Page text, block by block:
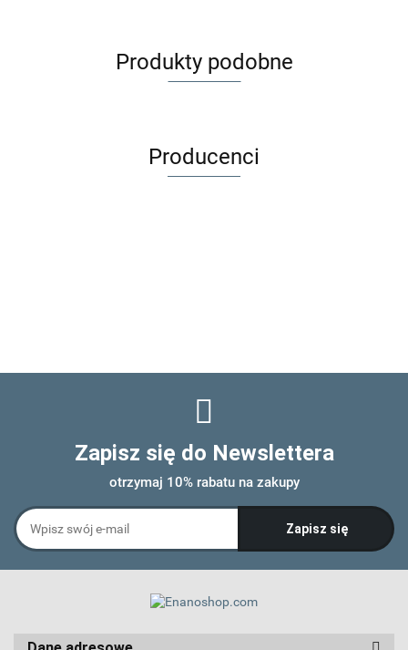
Produkty podobne
Producenci
Zapisz się do Newslettera
otrzymaj 10% rabatu na zakupy